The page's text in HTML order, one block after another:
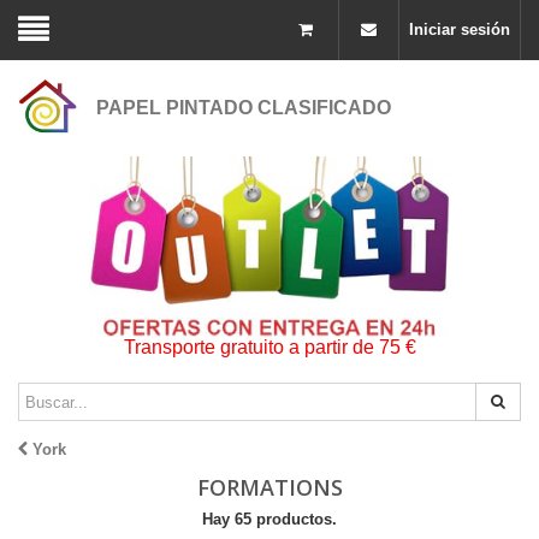
Iniciar sesión
PAPEL PINTADO CLASIFICADO
Transporte gratuito a partir de 75 €
York
FORMATIONS
Hay 65 productos.